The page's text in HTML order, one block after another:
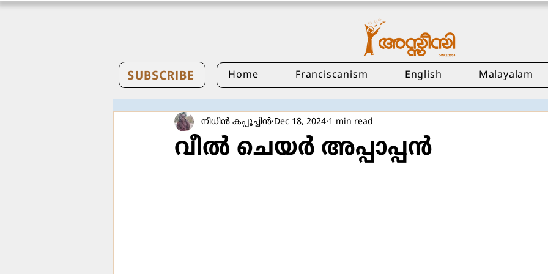
SUBSCRIBE Home Franciscanism English Malayalam
വീൽ ചെയർ അപ്പാപ്പൻ
നിധിൻ കപ്പൂച്ചിൻ Dec 18, 2024 1 min read